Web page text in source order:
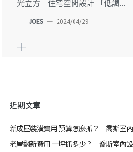
光立方｜住宅空間設計 「低調...
JOES — 2024/04/29
近期文章
新成屋裝潢費用 預算怎麼抓？｜喬斯室
老屋翻新費用 一坪抓多少？｜喬斯室內